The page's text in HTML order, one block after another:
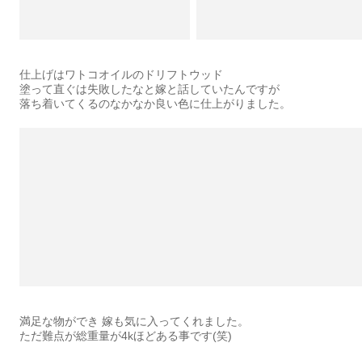
仕上げはワトコオイルのドリフトウッド
塗って直ぐは失敗したなと嫁と話していたんですが
落ち着いてくるのなかなか良い色に仕上がりました。
満足な物ができ 嫁も気に入ってくれました。
ただ難点が総重量が4kほどある事です(笑)